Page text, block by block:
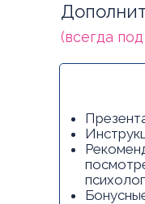
(всегда